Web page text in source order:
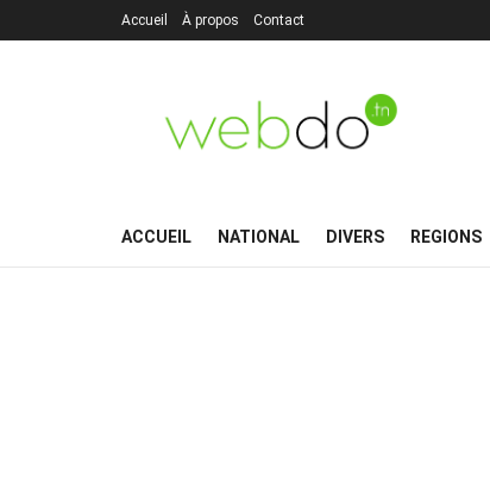
Accueil À propos Contact
ACCUEIL NATIONAL DIVERS REGIONS